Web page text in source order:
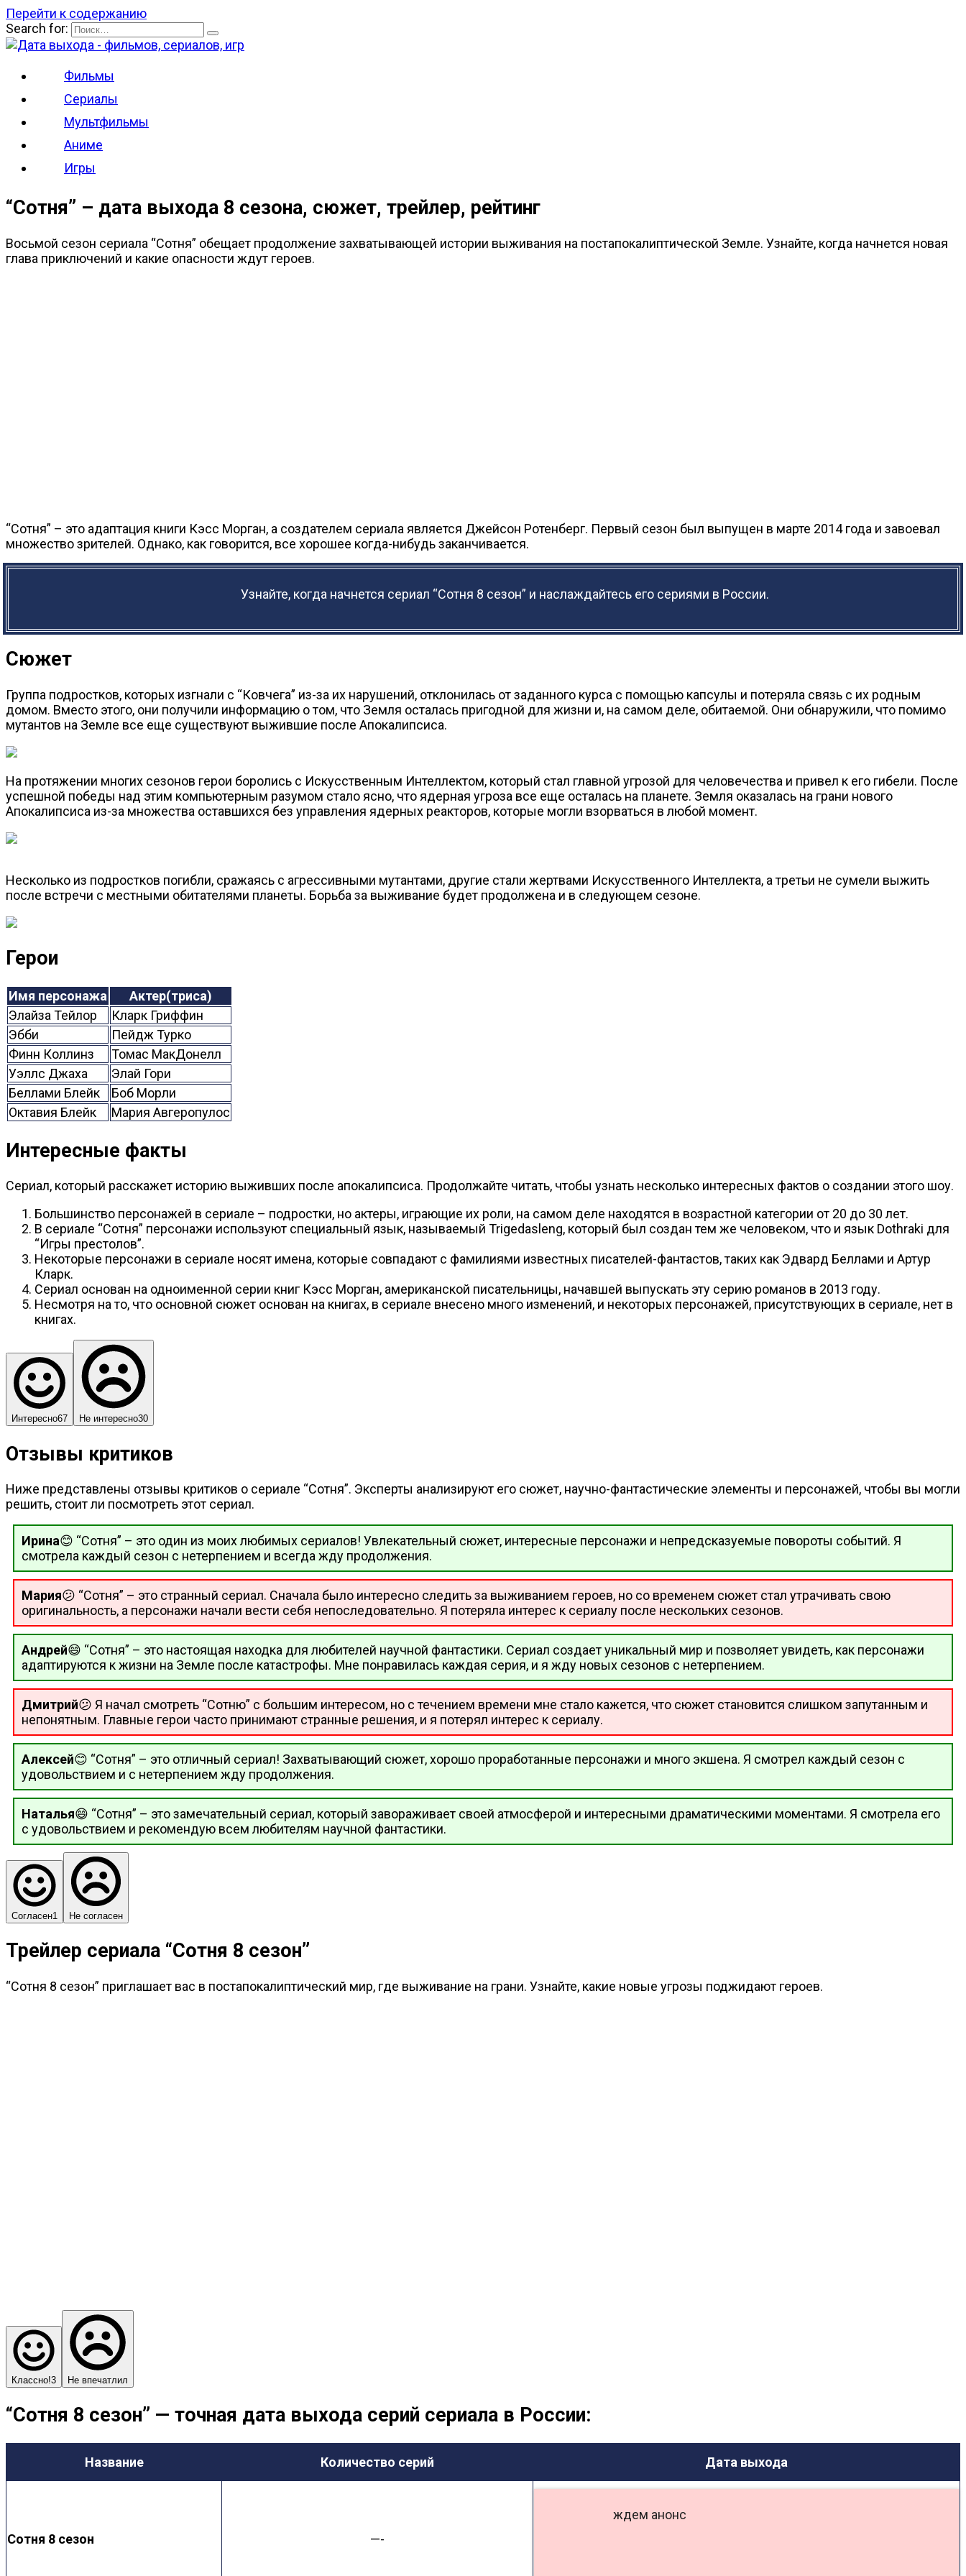
Перейти к содержанию
Search for:
Фильмы
Сериалы
Мультфильмы
Аниме
Игры
“Сотня” – дата выхода 8 сезона, сюжет, трейлер, рейтинг
Восьмой сезон сериала “Сотня” обещает продолжение захватывающей истории выживания на постапокалиптической Земле. Узнайте, когда начнется новая
глава приключений и какие опасности ждут героев.
“Сотня” – это адаптация книги Кэсс Морган, а создателем сериала является Джейсон Ротенберг. Первый сезон был выпущен в марте 2014 года и завоевал
множество зрителей. Однако, как говорится, все хорошее когда-нибудь заканчивается.
Узнайте, когда начнется сериал “Сотня 8 сезон” и наслаждайтесь его сериями в России.
Сюжет
Группа подростков, которых изгнали с “Ковчега” из-за их нарушений, отклонилась от заданного курса с помощью капсулы и потеряла связь с их родным
домом. Вместо этого, они получили информацию о том, что Земля осталась пригодной для жизни и, на самом деле, обитаемой. Они обнаружили, что помимо
мутантов на Земле все еще существуют выжившие после Апокалипсиса.
На протяжении многих сезонов герои боролись с Искусственным Интеллектом, который стал главной угрозой для человечества и привел к его гибели. После
успешной победы над этим компьютерным разумом стало ясно, что ядерная угроза все еще осталась на планете. Земля оказалась на грани нового
Апокалипсиса из-за множества оставшихся без управления ядерных реакторов, которые могли взорваться в любой момент.
Несколько из подростков погибли, сражаясь с агрессивными мутантами, другие стали жертвами Искусственного Интеллекта, а третьи не сумели выжить
после встречи с местными обитателями планеты. Борьба за выживание будет продолжена и в следующем сезоне.
Герои
Имя персонажа
Актер(триса)
Элайза Тейлор
Кларк Гриффин
Эбби
Пейдж Турко
Финн Коллинз
Томас МакДонелл
Уэллс Джаха
Элай Гори
Беллами Блейк
Боб Морли
Октавия Блейк
Мария Авгеропулос
Интересные факты
Сериал, который расскажет историю выживших после апокалипсиса. Продолжайте читать, чтобы узнать несколько интересных фактов о создании этого шоу.
Большинство персонажей в сериале – подростки, но актеры, играющие их роли, на самом деле находятся в возрастной категории от 20 до 30 лет.
В сериале “Сотня” персонажи используют специальный язык, называемый Trigedasleng, который был создан тем же человеком, что и язык Dothraki для
“Игры престолов”.
Некоторые персонажи в сериале носят имена, которые совпадают с фамилиями известных писателей-фантастов, таких как Эдвард Беллами и Артур
Кларк.
Сериал основан на одноименной серии книг Кэсс Морган, американской писательницы, начавшей выпускать эту серию романов в 2013 году.
Несмотря на то, что основной сюжет основан на книгах, в сериале внесено много изменений, и некоторых персонажей, присутствующих в сериале, нет в
книгах.
Интересно67 Не интересно30
Отзывы критиков
Ниже представлены отзывы критиков о сериале “Сотня”. Эксперты анализируют его сюжет, научно-фантастические элементы и персонажей, чтобы вы могли
решить, стоит ли посмотреть этот сериал.
Ирина😊 “Сотня” – это один из моих любимых сериалов! Увлекательный сюжет, интересные персонажи и непредсказуемые повороты событий. Я
смотрела каждый сезон с нетерпением и всегда жду продолжения.
Мария😕 “Сотня” – это странный сериал. Сначала было интересно следить за выживанием героев, но со временем сюжет стал утрачивать свою
оригинальность, а персонажи начали вести себя непоследовательно. Я потеряла интерес к сериалу после нескольких сезонов.
Андрей😄 “Сотня” – это настоящая находка для любителей научной фантастики. Сериал создает уникальный мир и позволяет увидеть, как персонажи
адаптируются к жизни на Земле после катастрофы. Мне понравилась каждая серия, и я жду новых сезонов с нетерпением.
Дмитрий😕 Я начал смотреть “Сотню” с большим интересом, но с течением времени мне стало кажется, что сюжет становится слишком запутанным и
непонятным. Главные герои часто принимают странные решения, и я потерял интерес к сериалу.
Алексей😊 “Сотня” – это отличный сериал! Захватывающий сюжет, хорошо проработанные персонажи и много экшена. Я смотрел каждый сезон с
удовольствием и с нетерпением жду продолжения.
Наталья😄 “Сотня” – это замечательный сериал, который завораживает своей атмосферой и интересными драматическими моментами. Я смотрела его
с удовольствием и рекомендую всем любителям научной фантастики.
Согласен1 Не согласен
Трейлер сериала “Сотня 8 сезон”
“Сотня 8 сезон” приглашает вас в постапокалиптический мир, где выживание на грани. Узнайте, какие новые угрозы поджидают героев.
Классно!3 Не впечатлил
“Сотня 8 сезон” — точная дата выхода серий сериала в России:
Название Количество серий Дата выхода
Сотня 8 сезон —-
ждем анонс